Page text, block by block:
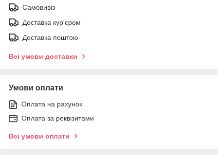
Самовивіз
Доставка кур'єром
Доставка поштою
Всі умови доставки
Умови оплати
Оплата на рахунок
Оплата за реквізитами
Всі умови оплати